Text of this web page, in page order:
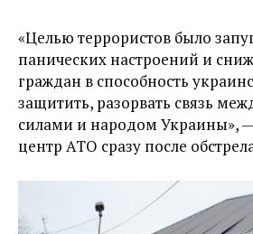
«Целью террористов было
панических настроений и
граждан в способность
защитить, разорвать связь
силами и народом Украины»,
центр АТО сразу после